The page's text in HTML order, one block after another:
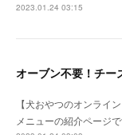
2023.01.24 03:15
【犬おやつのオンライ
メニューの紹介ページ